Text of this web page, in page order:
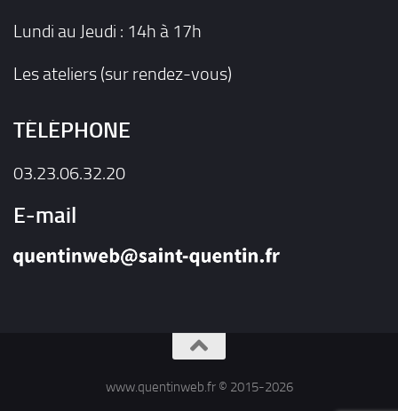
Lundi au Jeudi : 14h à 17h
Les ateliers (sur rendez-vous)
TÉLÉPHONE
03.23.06.32.20
E-mail
www.quentinweb.fr © 2015-2026